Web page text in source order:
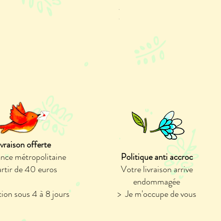
À partir de
Prix promotionnel
TVA Incluse
offerte
métropolitaine
de 40 euros
sous 4 à 8 jours
Politique anti accroc
Votre livraison arrive
endommagée
> Je m'occupe de vous